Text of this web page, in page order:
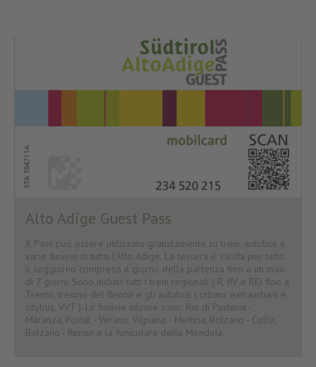
Alto Adige Guest Pass
Il Pass puó essere utilizzato gratuitamente su treni, autobus e
varie funivie in tutto l'Alto Adige. La tessera é valida per tutto
il soggiorno compreso il giorno della partenza fino a un max.
di 7 giorni. Sono inclusi: tutti i treni regionali ( R, RV e RE) fino a
Trento, trenino del Renon e gli autobus ( urbani, extraurbani e
citybus, VVT ). Le funivie inlcuse sono: Rio di Pusteria -
Maranza, Postal - Verano, Vilpiano - Meltina, Bolzano - Colle,
Bolzano - Renon e la funicolare della Mendola.